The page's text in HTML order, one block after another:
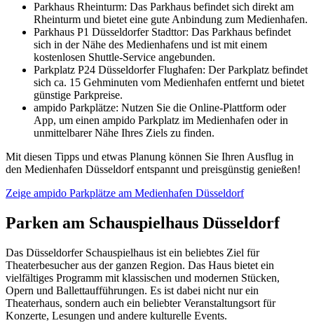
Parkhaus Rheinturm: Das Parkhaus befindet sich direkt am
Rheinturm und bietet eine gute Anbindung zum Medienhafen.
Parkhaus P1 Düsseldorfer Stadttor: Das Parkhaus befindet
sich in der Nähe des Medienhafens und ist mit einem
kostenlosen Shuttle-Service angebunden.
Parkplatz P24 Düsseldorfer Flughafen: Der Parkplatz befindet
sich ca. 15 Gehminuten vom Medienhafen entfernt und bietet
günstige Parkpreise.
ampido Parkplätze: Nutzen Sie die Online-Plattform oder
App, um einen ampido Parkplatz im Medienhafen oder in
unmittelbarer Nähe Ihres Ziels zu finden.
Mit diesen Tipps und etwas Planung können Sie Ihren Ausflug in
den Medienhafen Düsseldorf entspannt und preisgünstig genießen!
Zeige ampido Parkplätze am Medienhafen Düsseldorf
Parken am Schauspielhaus Düsseldorf
Das Düsseldorfer Schauspielhaus ist ein beliebtes Ziel für
Theaterbesucher aus der ganzen Region. Das Haus bietet ein
vielfältiges Programm mit klassischen und modernen Stücken,
Opern und Ballettaufführungen. Es ist dabei nicht nur ein
Theaterhaus, sondern auch ein beliebter Veranstaltungsort für
Konzerte, Lesungen und andere kulturelle Events.